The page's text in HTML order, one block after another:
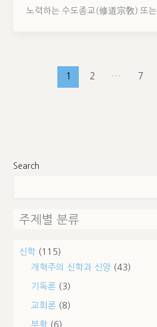
노력하는 수도종교(修道宗敎) 또는
1 2 … 7
Search
주제별 분류
신학 (115)
개혁주의 신학과 신앙 (43)
기독론 (3)
교회론 (8)
부활 (6)